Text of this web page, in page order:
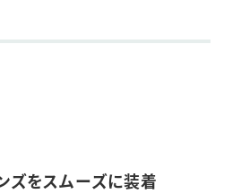
ズをスムーズに装着